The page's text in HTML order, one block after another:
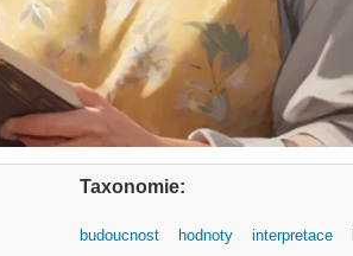
Taxonomie:
budoucnost hodnoty interpretace